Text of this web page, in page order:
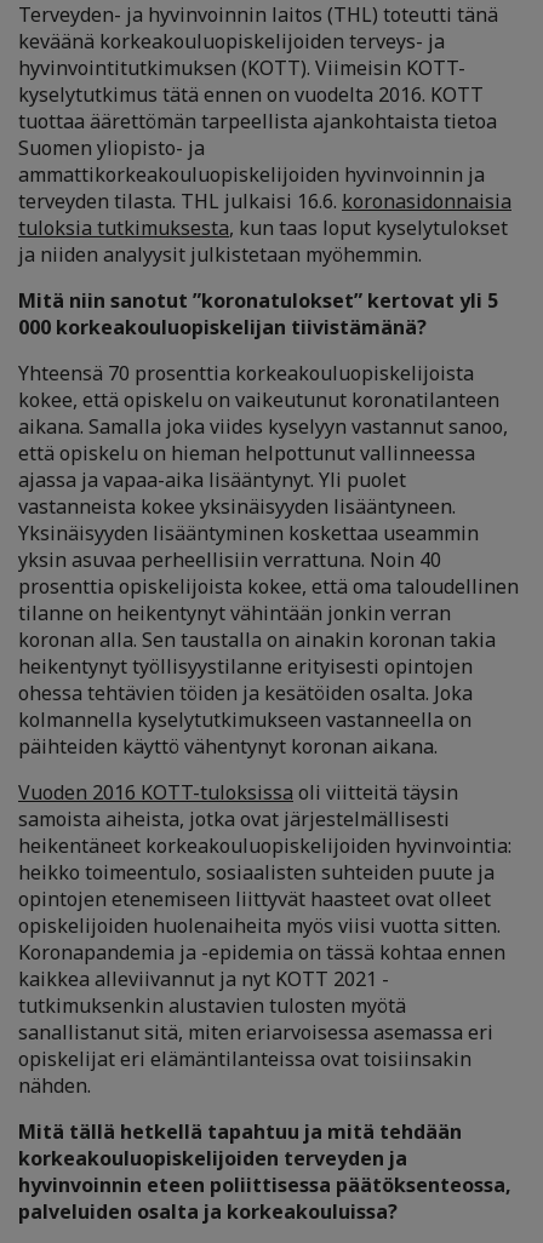
Terveyden- ja hyvinvoinnin laitos (THL) toteutti tänä
keväänä korkeakouluopiskelijoiden terveys- ja
hyvinvointitutkimuksen (KOTT). Viimeisin KOTT-
kyselytutkimus tätä ennen on vuodelta 2016. KOTT
tuottaa äärettömän tarpeellista ajankohtaista tietoa
Suomen yliopisto- ja
ammattikorkeakouluopiskelijoiden hyvinvoinnin ja
terveyden tilasta. THL julkaisi 16.6. koronasidonnaisia
tuloksia tutkimuksesta, kun taas loput kyselytulokset
ja niiden analyysit julkistetaan myöhemmin.
Mitä niin sanotut ”koronatulokset” kertovat yli 5
000 korkeakouluopiskelijan tiivistämänä?
Yhteensä 70 prosenttia korkeakouluopiskelijoista
kokee, että opiskelu on vaikeutunut koronatilanteen
aikana. Samalla joka viides kyselyyn vastannut sanoo,
että opiskelu on hieman helpottunut vallinneessa
ajassa ja vapaa-aika lisääntynyt. Yli puolet
vastanneista kokee yksinäisyyden lisääntyneen.
Yksinäisyyden lisääntyminen koskettaa useammin
yksin asuvaa perheellisiin verrattuna. Noin 40
prosenttia opiskelijoista kokee, että oma taloudellinen
tilanne on heikentynyt vähintään jonkin verran
koronan alla. Sen taustalla on ainakin koronan takia
heikentynyt työllisyystilanne erityisesti opintojen
ohessa tehtävien töiden ja kesätöiden osalta. Joka
kolmannella kyselytutkimukseen vastanneella on
päihteiden käyttö vähentynyt koronan aikana.
Vuoden 2016 KOTT-tuloksissa oli viitteitä täysin
samoista aiheista, jotka ovat järjestelmällisesti
heikentäneet korkeakouluopiskelijoiden hyvinvointia:
heikko toimeentulo, sosiaalisten suhteiden puute ja
opintojen etenemiseen liittyvät haasteet ovat olleet
opiskelijoiden huolenaiheita myös viisi vuotta sitten.
Koronapandemia ja -epidemia on tässä kohtaa ennen
kaikkea alleviivannut ja nyt KOTT 2021 -
tutkimuksenkin alustavien tulosten myötä
sanallistanut sitä, miten eriarvoisessa asemassa eri
opiskelijat eri elämäntilanteissa ovat toisiinsakin
nähden.
Mitä tällä hetkellä tapahtuu ja mitä tehdään
korkeakouluopiskelijoiden terveyden ja
hyvinvoinnin eteen poliittisessa päätöksenteossa,
palveluiden osalta ja korkeakouluissa?